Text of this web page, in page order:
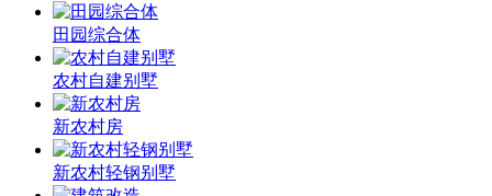
田园综合体
农村自建别墅
新农村房
新农村轻钢别墅